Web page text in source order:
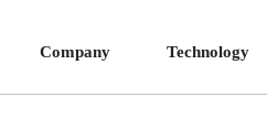
Company Technology